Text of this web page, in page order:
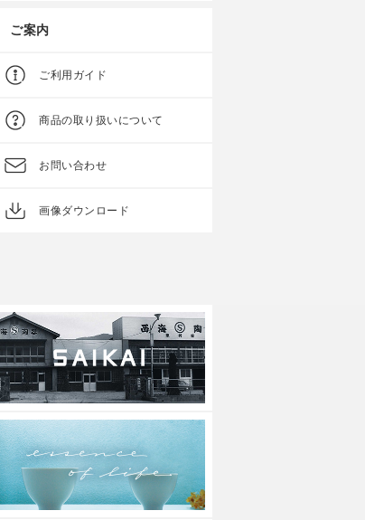
Spot Edition
手描き猫 湯呑
●●
上代2,000円
ご案内
ご利用ガイド
商品の取り扱いについて
お問い合わせ
画像ダウンロード